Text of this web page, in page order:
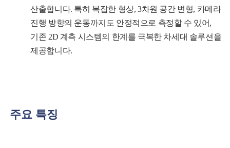
산출합니다. 특히 복잡한 형상, 3차원 공간 변형, 카메라
진행 방향의 운동까지도 안정적으로 측정할 수 있어,
기존 2D 계측 시스템의 한계를 극복한 차세대 솔루션을
제공합니다.
주요 특징